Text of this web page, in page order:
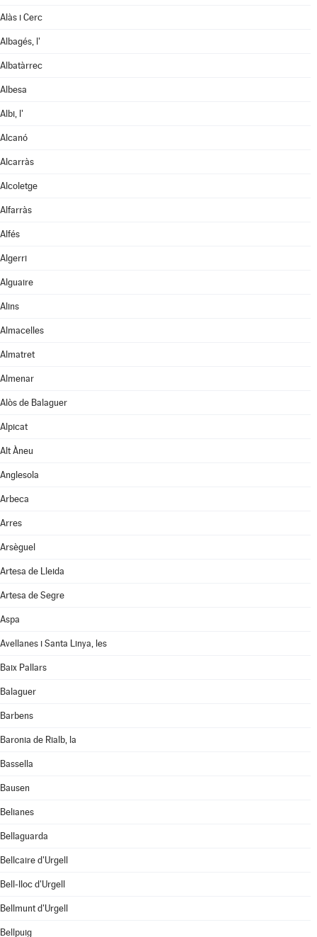
Alàs i Cerc
Albagés, l'
Albatàrrec
Albesa
Albi, l'
Alcanó
Alcarràs
Alcoletge
Alfarràs
Alfés
Algerri
Alguaire
Alins
Almacelles
Almatret
Almenar
Alòs de Balaguer
Alpicat
Alt Àneu
Anglesola
Arbeca
Arres
Arsèguel
Artesa de Lleida
Artesa de Segre
Aspa
Avellanes i Santa Linya, les
Baix Pallars
Balaguer
Barbens
Baronia de Rialb, la
Bassella
Bausen
Belianes
Bellaguarda
Bellcaire d'Urgell
Bell-lloc d'Urgell
Bellmunt d'Urgell
Bellpuig